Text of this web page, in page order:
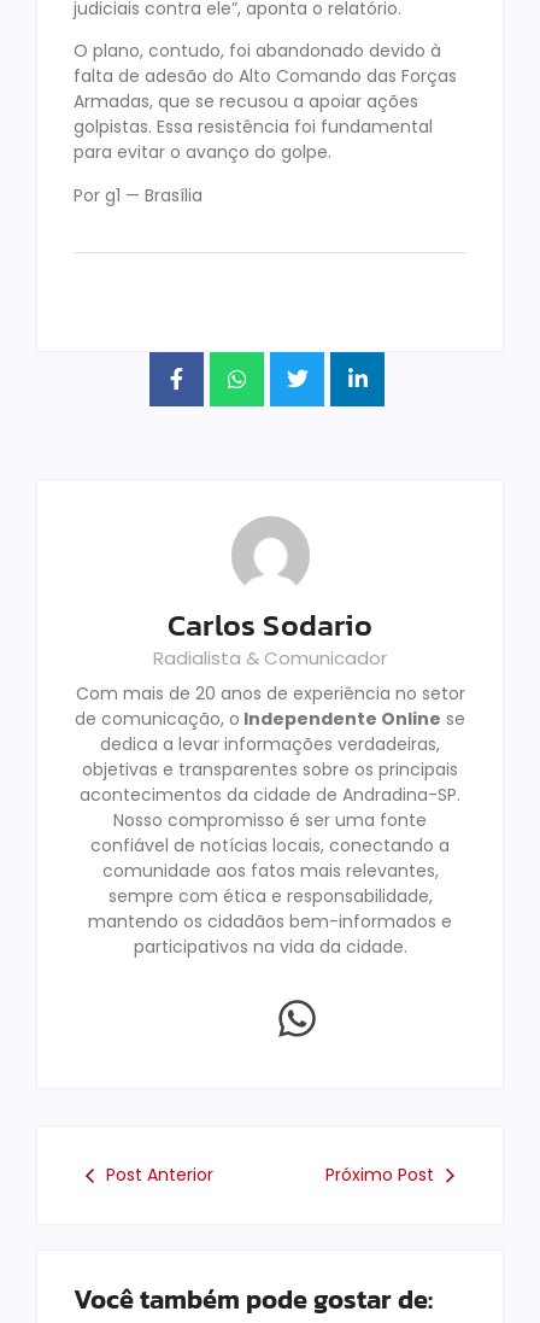
judiciais contra ele”, aponta o relatório.
O plano, contudo, foi abandonado devido à
falta de adesão do Alto Comando das Forças
Armadas, que se recusou a apoiar ações
golpistas. Essa resistência foi fundamental
para evitar o avanço do golpe.
Por g1 — Brasília
Carlos Sodario
Radialista & Comunicador
Com mais de 20 anos de experiência no setor
de comunicação, o Independente Online se
dedica a levar informações verdadeiras,
objetivas e transparentes sobre os principais
acontecimentos da cidade de Andradina-SP.
Nosso compromisso é ser uma fonte
confiável de notícias locais, conectando a
comunidade aos fatos mais relevantes,
sempre com ética e responsabilidade,
mantendo os cidadãos bem-informados e
participativos na vida da cidade.
Post Anterior Próximo Post
Você também pode gostar de: